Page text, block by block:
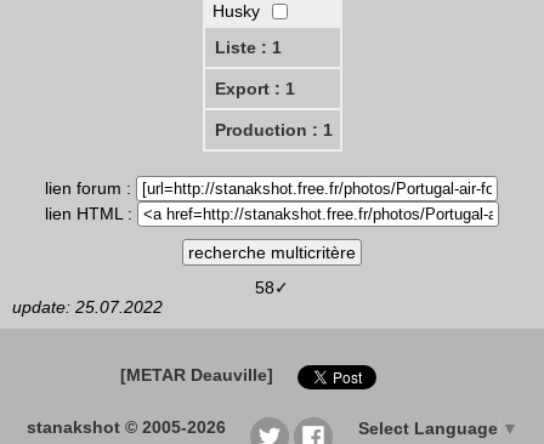
Husky
Liste : 1
Export : 1
Production : 1
lien forum :
lien HTML :
58✓
update: 25.07.2022
[METAR Deauville]
stanakshot © 2005-2026 Select Language ▼